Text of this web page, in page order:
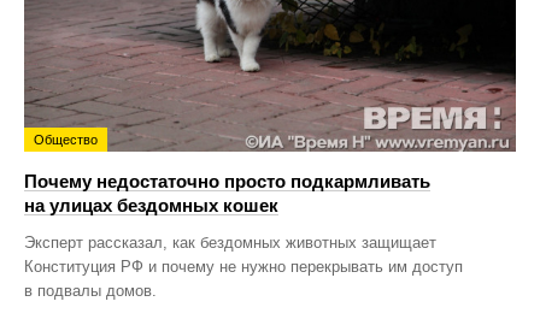
Общество
Почему недостаточно просто подкармливать
на улицах бездомных кошек
Эксперт рассказал, как бездомных животных защищает
Конституция РФ и почему не нужно перекрывать им доступ
в подвалы домов.